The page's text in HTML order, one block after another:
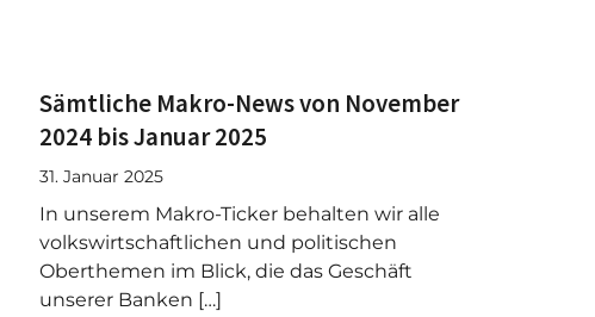
Sämtliche Makro-News von November
2024 bis Januar 2025
31. Januar 2025
In unserem Makro-Ticker behalten wir alle
volkswirtschaftlichen und politischen
Oberthemen im Blick, die das Geschäft
unserer Banken […]